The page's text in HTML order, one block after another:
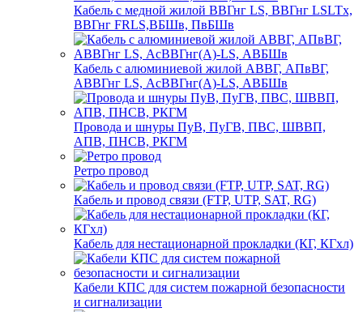
Кабель с медной жилой ВВГнг LS, ВВГнг LSLTx,
ВВГнг FRLS,ВБШв, ПвБШв
Кабель с алюминиевой жилой АВВГ, АПвВГ,
АВВГнг LS, АсВВГнг(А)-LS, АВБШв
Провода и шнуры ПуВ, ПуГВ, ПВС, ШВВП,
АПВ, ПНСВ, РКГМ
Ретро провод
Кабель и провод связи (FTP, UTP, SAT, RG)
Кабель для нестационарной прокладки (КГ, КГхл)
Кабели КПС для систем пожарной безопасности
и сигнализации